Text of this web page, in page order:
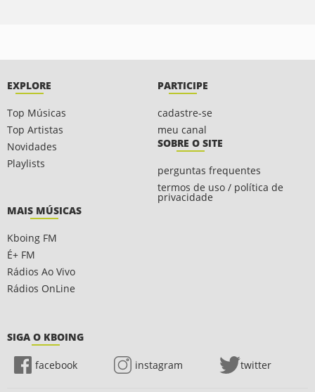
EXPLORE
Top Músicas
Top Artistas
Novidades
Playlists
PARTICIPE
cadastre-se
meu canal
SOBRE O SITE
perguntas frequentes
termos de uso / política de
privacidade
MAIS MÚSICAS
Kboing FM
É+ FM
Rádios Ao Vivo
Rádios OnLine
SIGA O KBOING
facebook instagram twitter